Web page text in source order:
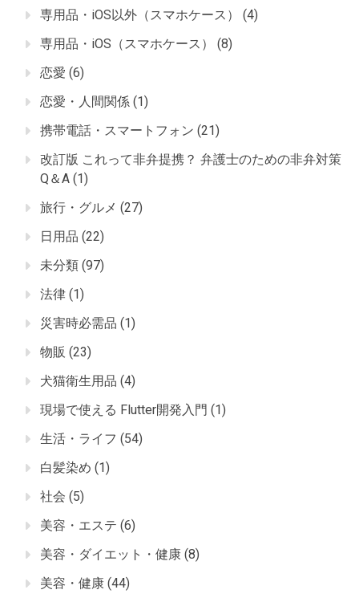
専用品・iOS以外（スマホケース）
(4)
専用品・iOS（スマホケース）
(8)
恋愛 (6)
恋愛・人間関係 (1)
携帯電話・スマートフォン (21)
改訂版 これって非弁提携？ 弁護士のための非弁対策
Q＆A (1)
旅行・グルメ (27)
日用品 (22)
未分類 (97)
法律 (1)
災害時必需品 (1)
物販 (23)
犬猫衛生用品 (4)
現場で使える Flutter開発入門 (1)
生活・ライフ (54)
白髪染め (1)
社会 (5)
美容・エステ (6)
美容・ダイエット・健康 (8)
美容・健康 (44)